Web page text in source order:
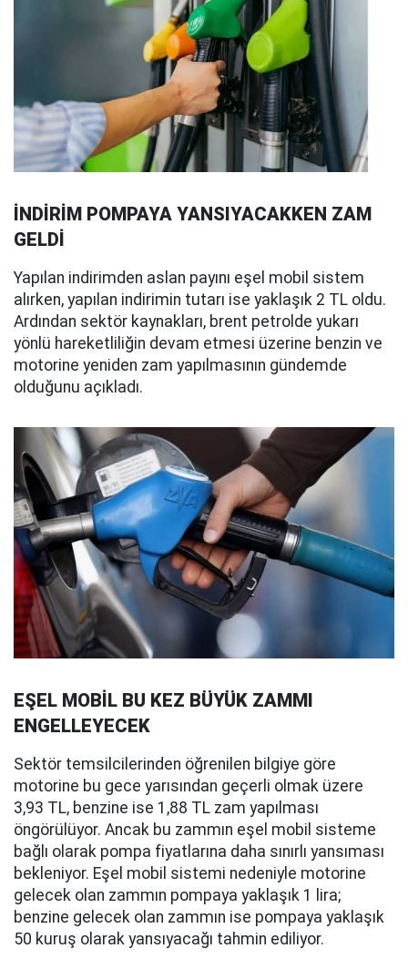
İNDİRİM POMPAYA YANSIYACAKKEN ZAM
GELDİ
Yapılan indirimden aslan payını eşel mobil sistem
alırken, yapılan indirimin tutarı ise yaklaşık 2 TL oldu.
Ardından sektör kaynakları, brent petrolde yukarı
yönlü hareketliliğin devam etmesi üzerine benzin ve
motorine yeniden zam yapılmasının gündemde
olduğunu açıkladı.
EŞEL MOBİL BU KEZ BÜYÜK ZAMMI
ENGELLEYECEK
Sektör temsilcilerinden öğrenilen bilgiye göre
motorine bu gece yarısından geçerli olmak üzere
3,93 TL, benzine ise 1,88 TL zam yapılması
öngörülüyor. Ancak bu zammın eşel mobil sisteme
bağlı olarak pompa fiyatlarına daha sınırlı yansıması
bekleniyor. Eşel mobil sistemi nedeniyle motorine
gelecek olan zammın pompaya yaklaşık 1 lira;
benzine gelecek olan zammın ise pompaya yaklaşık
50 kuruş olarak yansıyacağı tahmin ediliyor.